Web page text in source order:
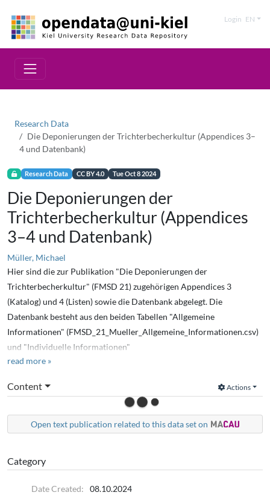
Login EN
Research Data
Die Deponierungen der Trichterbecherkultur (Appendices 3–
4 und Datenbank)
Research Data CC BY 4.0 Tue Oct 8 2024
Die Deponierungen der
Trichterbecherkultur (Appendices
3–4 und Datenbank)
Müller, Michael
Hier sind die zur Publikation "Die Deponierungen der
Trichterbecherkultur" (FMSD 21) zugehörigen Appendices 3
(Katalog) und 4 (Listen) sowie die Datenbank abgelegt. Die
Datenbank besteht aus den beiden Tabellen "Allgemeine
Informationen" (FMSD_21_Mueller_Allgemeine_Informationen.csv)
und "Individuelle Informationen"
(FMSD_21_Mueller_Indidviduelle_Informationen.csv).
der Tabelle „Individuelle Informationen“ als Fremdschlüsselfeld
read more »
Content Actions
Open text publication related to this data set on
Category
Date Created:
08.10.2024